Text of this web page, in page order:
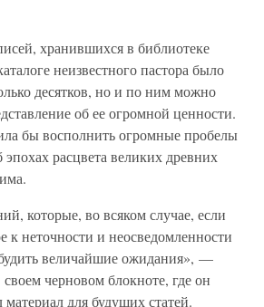
хранившихся в библиотеке
неизвестного пастора было
десятков, но и по ним можно
об ее огромной ценности.
бы восполнить огромные пробелы
расцвета великих древних
которые, во всяком случае, если
к неточности и неосведомленности
величайшие ожидания», —
черновом блокноте, где он
для будущих статей.